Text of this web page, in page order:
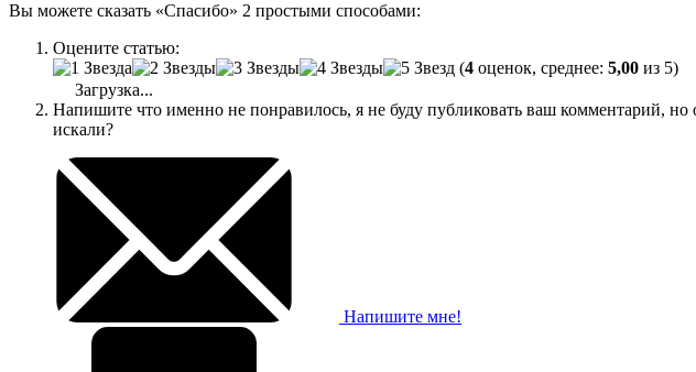
Вы можете сказать «Спасибо» 2 простыми способами:
Оцените статью:
(4 оценок, среднее: 5,00 из 5)
Загрузка...
Напишите что именно не понравилось, я не буду публиковать ваш комментарий,
искали?
Напишите мне!